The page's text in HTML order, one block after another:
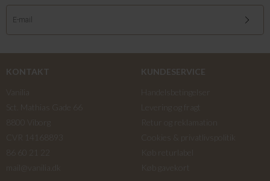
KONTAKT
KUNDESERVICE